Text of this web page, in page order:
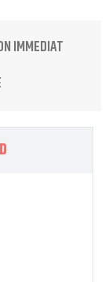
IMMEDIAT